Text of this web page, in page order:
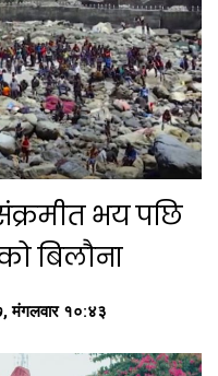
भय पछि
बिलौना
मंगलवार १०:४३